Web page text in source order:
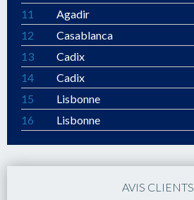
11
Agadir
12
Casablanca
13
Cadix
14
Cadix
15
Lisbonne
16
Lisbonne
AVIS CLIENTS